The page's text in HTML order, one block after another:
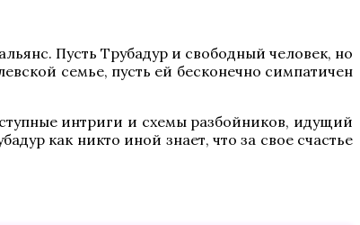
Пусть Трубадур и свободный человек, но
семье, пусть ей бесконечно симпатичен
интриги и схемы разбойников, идущий
как никто иной знает, что за свое счастье